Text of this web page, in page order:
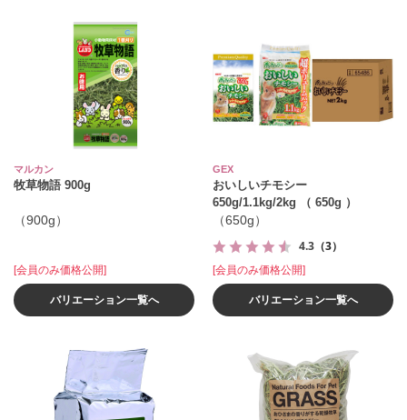
マルカン
牧草物語 900g
（900g）
[会員のみ価格公開]
バリエーション一覧へ
GEX
おいしいチモシー
650g/1.1kg/2kg （ 650g ）
（650g）
4.3 （3）
[会員のみ価格公開]
バリエーション一覧へ